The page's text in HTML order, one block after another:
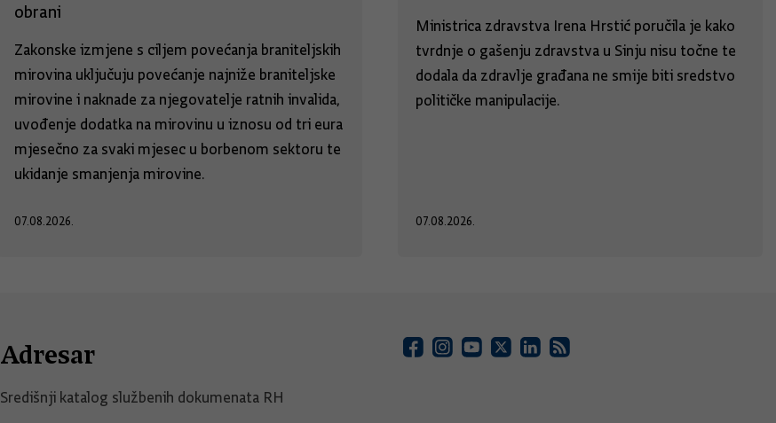
obrani
Zakonske izmjene s ciljem povećanja braniteljskih
mirovina uključuju povećanje najniže braniteljske
mirovine i naknade za njegovatelje ratnih invalida,
uvođenje dodatka na mirovinu u iznosu od tri eura
mjesečno za svaki mjesec u borbenom sektoru te
ukidanje smanjenja mirovine.
07.08.2026.
Ministrica zdravstva Irena Hrstić poručila je kako
tvrdnje o gašenju zdravstva u Sinju nisu točne te
dodala da zdravlje građana ne smije biti sredstvo
političke manipulacije.
07.08.2026.
Adresar
Središnji katalog službenih dokumenata RH